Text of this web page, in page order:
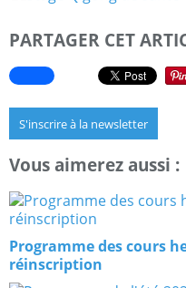
PARTAGER CET
S'inscrire à la newsletter
Vous aimerez aussi :
Programme des cours
réinscription